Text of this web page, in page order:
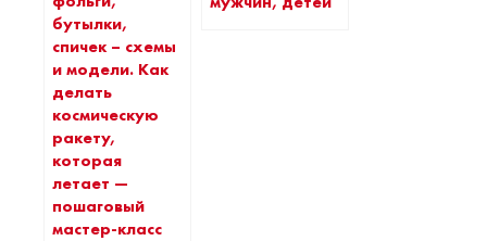
бутылки,
спичек – схемы
и модели. Как
делать
космическую
ракету,
которая
летает —
пошаговый
мастер-класс